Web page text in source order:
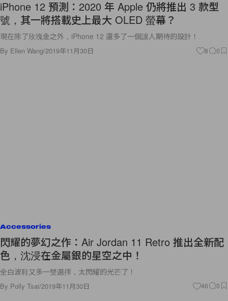
iPhone 12 預測：2020 年 Apple 仍將推出 3 款型
號，其一將搭載史上最大 OLED 螢幕？
現在除了玫瑰金之外，iPhone 12 還多了一個讓人期待的設計！
By Ellen Wang/2019年11月30日 8 0
Accessories
閃耀的夢幻之作：Air Jordan 11 Retro 推出全新配
色，沈浸在金屬銀的星空之中！
全白波鞋又多一雙選擇，太閃耀的光芒了！
By Polly Tsai/2019年11月30日 46 0